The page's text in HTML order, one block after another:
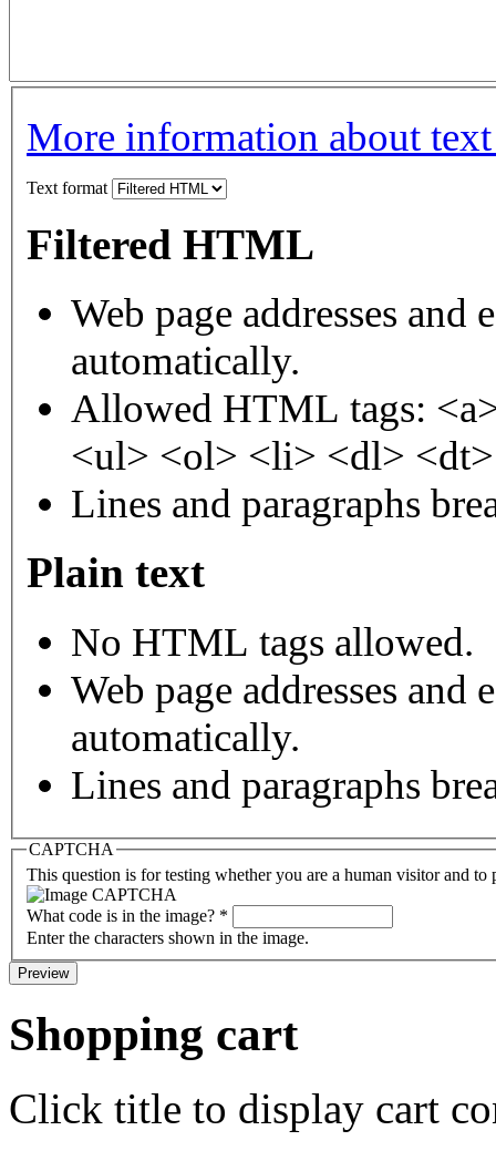
More information about
Text format
Filtered HTML
Web page addresses
automatically.
Allowed HTML tags:
<ul> <ol> <li> <dl>
Lines and paragraphs
Plain text
No HTML tags allowed.
Web page addresses
automatically.
Lines and paragraphs
CAPTCHA
This question is for testing whether you are a human visitor and to
What code is in the image? *
Enter the characters shown in the image.
Shopping cart
Click title to display cart